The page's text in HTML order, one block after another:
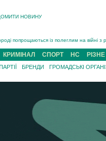
НОВИНУ
попрощаються із полеглим на війні
5 серпня попрощаються із
загибель захисника із Нанкова
з рф поліг військовий з Виноградова
внаслідок ДТП за участі трьох
районного ТЦК на Закарпатті
КРИМІНАЛ СПОРТ НС РІЗНЕ
БРЕНДИ ГРОМАДСЬКІ